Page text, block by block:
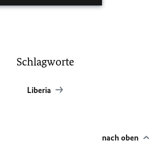
Schlagworte
Liberia
nach oben